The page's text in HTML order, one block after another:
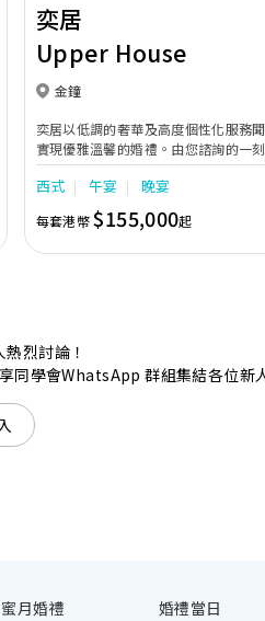
奕居
Upper House
金鐘
奕居以低調的奢華及高度個性化服務
實現優雅溫馨的婚禮。由您諮詢的一
日子，我們的專業團隊會為您攜手實
西式 午宴 晚宴
每套港幣$155,000起
烈討論！
同學會WhatsApp 群組集結各位新
蜜月婚禮
婚禮當日